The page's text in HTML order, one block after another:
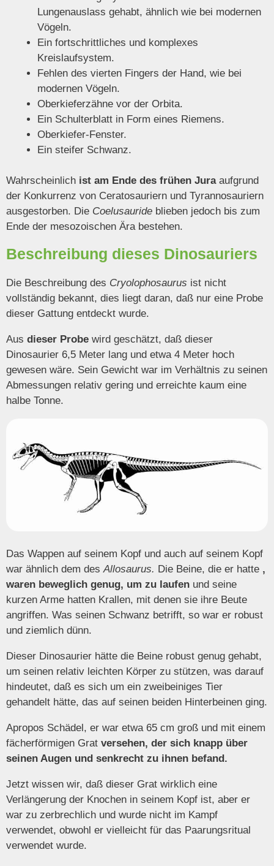
Lungenauslass gehabt, ähnlich wie bei modernen
Vögeln.
Ein fortschrittliches und komplexes
Kreislaufsystem.
Fehlen des vierten Fingers der Hand, wie bei
modernen Vögeln.
Oberkieferzähne vor der Orbita.
Ein Schulterblatt in Form eines Riemens.
Oberkiefer-Fenster.
Ein steifer Schwanz.
Wahrscheinlich ist am Ende des frühen Juraaufgrund
der Konkurrenz von Ceratosauriern und Tyrannosauriern
ausgestorben. Die Coelusauride blieben jedoch bis zum
Ende der mesozoischen Ära bestehen.
Beschreibung dieses Dinosauriers
Die Beschreibung des Cryolophosaurus ist nicht
vollständig bekannt, dies liegt daran, daß nur eine Probe
dieser Gattung entdeckt wurde.
Aus dieser Probe wird geschätzt, daß dieser
Dinosaurier 6,5 Meter lang und etwa 4 Meter hoch
gewesen wäre. Sein Gewicht war im Verhältnis zu seinen
Abmessungen relativ gering und erreichte kaum eine
halbe Tonne.
Das Wappen auf seinem Kopf und auch auf seinem Kopf
war ähnlich dem des Allosaurus. Die Beine, die er hatte ,
waren beweglich genug, um zu laufen und seine
kurzen Arme hatten Krallen, mit denen sie ihre Beute
angriffen. Was seinen Schwanz betrifft, so war er robust
und ziemlich dünn.
Dieser Dinosaurier hätte die Beine robust genug gehabt,
um seinen relativ leichten Körper zu stützen, was darauf
hindeutet, daß es sich um ein zweibeiniges Tier
gehandelt hätte, das auf seinen beiden Hinterbeinen ging.
Apropos Schädel, er war etwa 65 cm groß und mit einem
fächerförmigen Grat versehen, der sich knapp über
seinen Augen und senkrecht zu ihnen befand.
Jetzt wissen wir, daß dieser Grat wirklich eine
Verlängerung der Knochen in seinem Kopf ist, aber er
war zu zerbrechlich und wurde nicht im Kampf
verwendet, obwohl er vielleicht für das Paarungsritual
verwendet wurde.